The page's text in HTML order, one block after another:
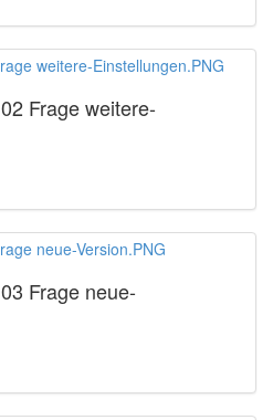
Frage weitere-
Frage neue-